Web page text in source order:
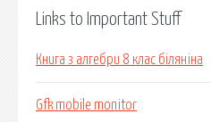
Links to Important Stuff
Книга з алгебри 8 клас біляніна
Gfk mobile monitor